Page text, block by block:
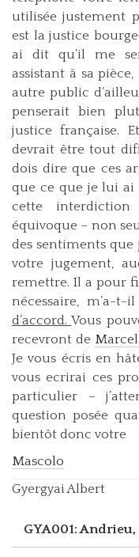
utilisée justement
est la justice
ai dit qu’il me
assistant à sa
autre public
penserait bien
justice française.
devrait être tout
dois dire que ces
que ce que je lui ai
cette
équivoque – non
des sentiments que
votre jugement,
remettre. Il a pour
nécessaire, m’a-
d’accord.Vous
recevront de
Je vous écris en
vous ecrirai ces
particulier –
question posée
bientôt donc votre
Mascolo
Gyergyai Albert
GYA001: